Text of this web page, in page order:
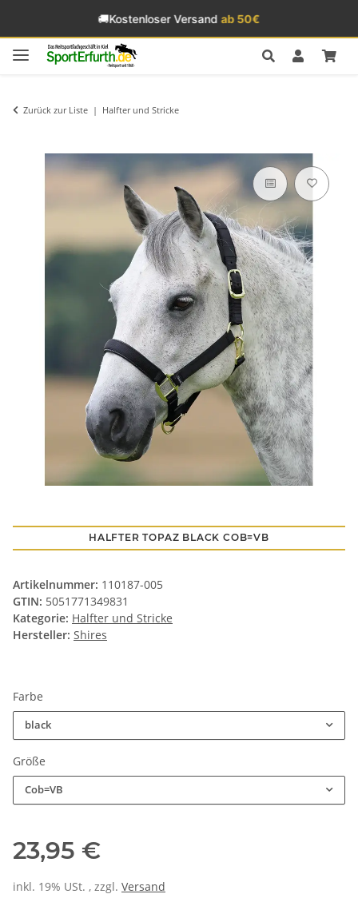
🚚Kostenloser Versandab 50€
Zurück zur Liste Halfter und Stricke
HALFTER TOPAZ BLACK COB=VB
Artikelnummer: 110187-005
GTIN: 5051771349831
Kategorie: Halfter und Stricke
Hersteller: Shires
Farbe
black
Größe
Cob=VB
23,95 €
inkl. 19% USt. , zzgl. Versand